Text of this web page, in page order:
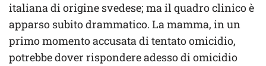
italiana di origine svedese; ma il quadro clinico è
apparso subito drammatico. La mamma, in un
primo momento accusata di tentato omicidio,
potrebbe dover rispondere adesso di omicidio